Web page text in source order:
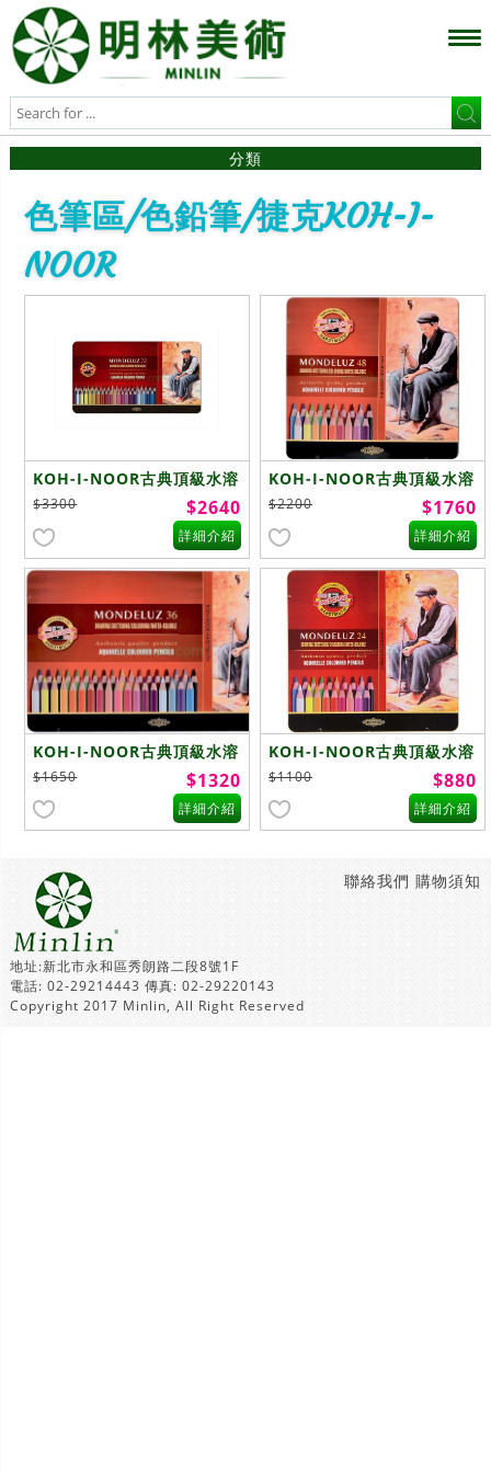
分類
色筆區/色鉛筆/捷克KOH-I-
NOOR
KOH-I-NOOR古典頂級水溶
性性色鉛筆(72色盒裝)
$3300 $2640
詳細介紹
KOH-I-NOOR古典頂級水溶
性性色鉛筆(48色盒裝)
$2200 $1760
詳細介紹
KOH-I-NOOR古典頂級水溶
性性色鉛筆(36色盒裝)
$1650 $1320
詳細介紹
KOH-I-NOOR古典頂級水溶
性性色鉛筆(24色盒裝)
$1100 $880
詳細介紹
購物須知
聯絡我們
地址:新北市永和區秀朗路二段8號1F
電話: 02-29214443 傳真: 02-29220143
Copyright 2017 Minlin, All Right Reserved